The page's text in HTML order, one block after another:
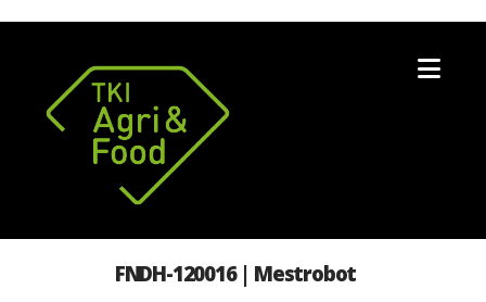
FNDH-120016 | Mestrobot